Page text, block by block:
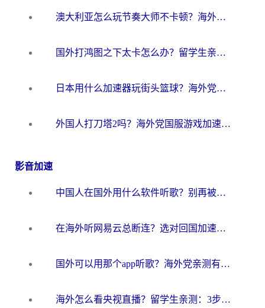
澳大利亚怎么玩节奏大师不卡顿？海外党国服游戏加速终极指南
国外打鸿图之下太卡怎么办？留学生亲测有效的国服游戏加速方案
日本用什么加速器玩街头篮球？海外党国服游戏不卡顿的终极攻略
外国人打刀塔2吗？海外党国服游戏加速避坑全攻略
影音加速
中国人在国外用什么软件听歌？别再被地域限制卡脖子，这篇教你轻松解锁国内音乐库
在海外听网易云总断连？选对回国加速器，告别地区限制和卡顿
国外可以用那个app听歌？海外党亲测有效的回国加速方案，轻松听国内音乐听书
海外怎么看央视直播？留学生亲测：3步解决版权限制+追剧自由